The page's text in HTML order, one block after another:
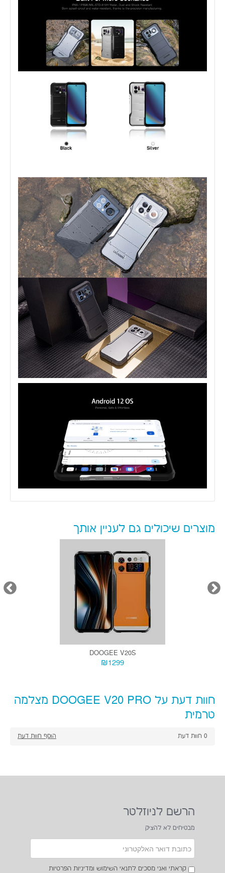
מוצרים שיכולים גם לעניין אותך
DOOGEE V20S
₪1299
חוות דעת על DOOGEE V20 PRO מצלמה
טרמית
0 חוות דעת הוסף חוות דעת
הרשם לניוזלטר
מבטיחים לא להציק
קראתי ואני מסכים לתנאי השימוש ומדיניות הפרטיות